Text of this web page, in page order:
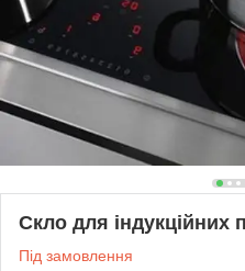
Скло для індукційних
Під замовлення